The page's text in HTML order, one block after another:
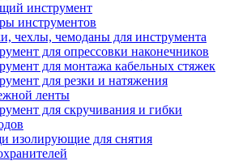
инструмент
инструментов
чехлы, чемоданы для инструмента
для опрессовки наконечников
для монтажа кабельных стяжек
для резки и натяжения
ленты
для скручивания и гибки
изолирующие для снятия